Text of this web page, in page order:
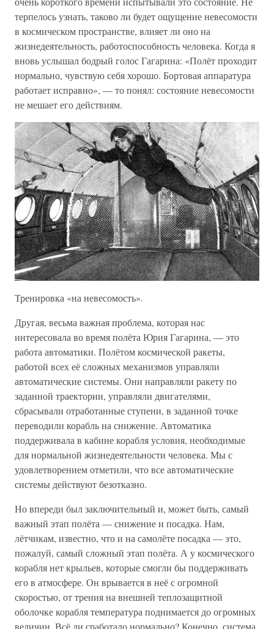
терпелось узнать, таково ли будет ощущение невесомости
в космическом пространстве, влияет ли оно на
жизнедеятельность, работоспособность человека. Когда я
вновь услышал бодрый голос Гагарина: «Полёт проходит
нормально, чувствую себя хорошо. Бортовая аппаратура
работает исправно», — то понял: состояние невесомости
не мешает его действиям.
Тренировка «на невесомость».
Другая, весьма важная проблема, которая нас
интересовала во время полёта Юрия Гагарина, — это
работа автоматики. Полётом космической ракеты,
работой всех её сложных механизмов управляли
автоматические системы. Они направляли ракету по
заданной траектории, управляли двигателями,
сбрасывали отработанные ступени, в заданной точке
переводили корабль на снижение. Автоматика
поддерживала в кабине корабля условия, необходимые
для нормальной жизнедеятельности человека. Мы с
удовлетворением отметили, что все автоматические
системы действуют безотказно.
Но впереди был заключительный и, может быть, самый
важный этап полёта — снижение и посадка. Нам,
лётчикам, известно, что и на самолёте посадка — это,
пожалуй, самый сложный этап полёта. А у космического
корабля нет крыльев, которые смогли бы поддерживать
его в атмосфере. Он врывается в неё с огромной
скоростью, от трения на внешней теплозащитной
оболочке корабля температура поднимается до огромных
величин. Всё ли сработало нормально? Конечно, система